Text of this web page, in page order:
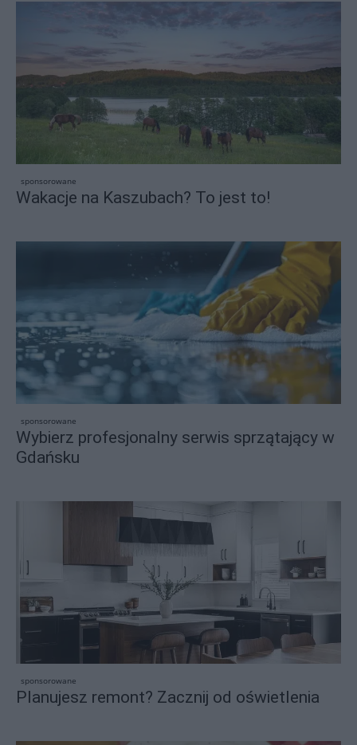
sponsorowane
Wakacje na Kaszubach? To jest to!
sponsorowane
Wybierz profesjonalny serwis sprzątający w
Gdańsku
sponsorowane
Planujesz remont? Zacznij od oświetlenia